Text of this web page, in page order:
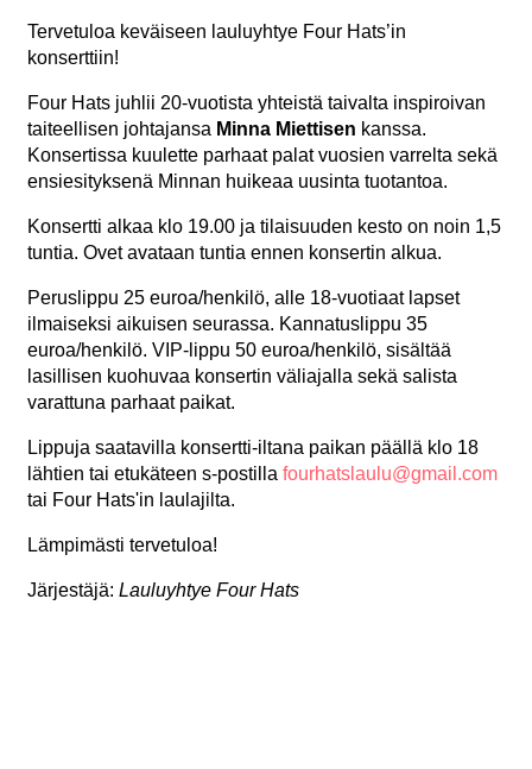
Tervetuloa keväiseen lauluyhtye Four Hats’in
konserttiin!
Four Hats juhlii 20-vuotista yhteistä taivalta inspiroivan
taiteellisen johtajansa Minna Miettisen kanssa.
Konsertissa kuulette parhaat palat vuosien varrelta sekä
ensiesityksenä Minnan huikeaa uusinta tuotantoa.
Konsertti alkaa klo 19.00 ja tilaisuuden kesto on noin 1,5
tuntia. Ovet avataan tuntia ennen konsertin alkua.
Peruslippu 25 euroa/henkilö, alle 18-vuotiaat lapset
ilmaiseksi aikuisen seurassa. Kannatuslippu 35
euroa/henkilö. VIP-lippu 50 euroa/henkilö, sisältää
lasillisen kuohuvaa konsertin väliajalla sekä salista
varattuna parhaat paikat.
Lippuja saatavilla konsertti-iltana paikan päällä klo 18
lähtien tai etukäteen s-postilla fourhatslaulu@gmail.com
tai Four Hats'in laulajilta.
Lämpimästi tervetuloa!
Järjestäjä: Lauluyhtye Four Hats